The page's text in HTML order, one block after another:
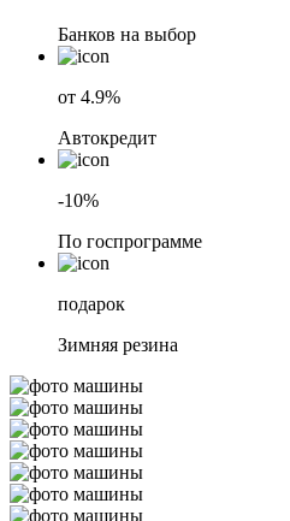
Банков на выбор
от 4.9%
Автокредит
-10%
По госпрограмме
подарок
Зимняя резина